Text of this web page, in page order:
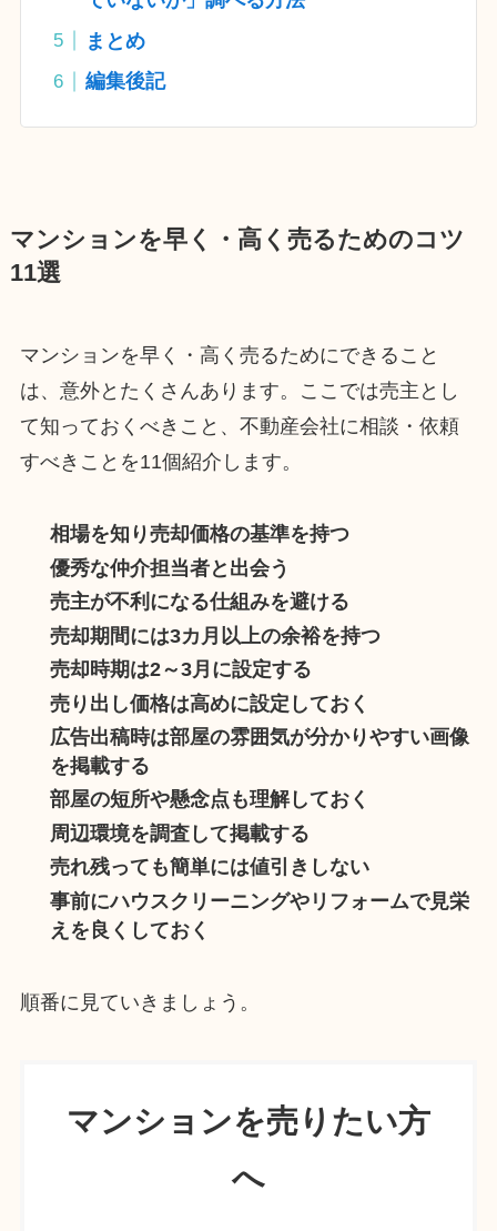
まとめ
編集後記
マンションを早く・高く売るためのコツ
11選
マンションを早く・高く売るためにできること
は、意外とたくさんあります。ここでは売主とし
て知っておくべきこと、不動産会社に相談・依頼
すべきことを11個紹介します。
相場を知り売却価格の基準を持つ
優秀な仲介担当者と出会う
売主が不利になる仕組みを避ける
売却期間には3カ月以上の余裕を持つ
売却時期は2～3月に設定する
売り出し価格は高めに設定しておく
広告出稿時は部屋の雰囲気が分かりやすい画像
を掲載する
部屋の短所や懸念点も理解しておく
周辺環境を調査して掲載する
売れ残っても簡単には値引きしない
事前にハウスクリーニングやリフォームで見栄
えを良くしておく
順番に見ていきましょう。
マンションを売りたい方
へ